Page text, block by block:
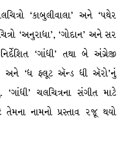
‘કાબુલીવાલા’ અને ‘પથેર
‘અનુરાધા’, ‘ગોદાન’ અને સર
‘ગાંધી’ તથા બે અંગ્રેજી
અને ‘ધ ફ્લૂટ ઍન્ડ ધી ઍરો’નું
‘ગાંધી’ ચલચિત્રના સંગીત માટે
તેમના નામનો પ્રસ્તાવ રજૂ થયો